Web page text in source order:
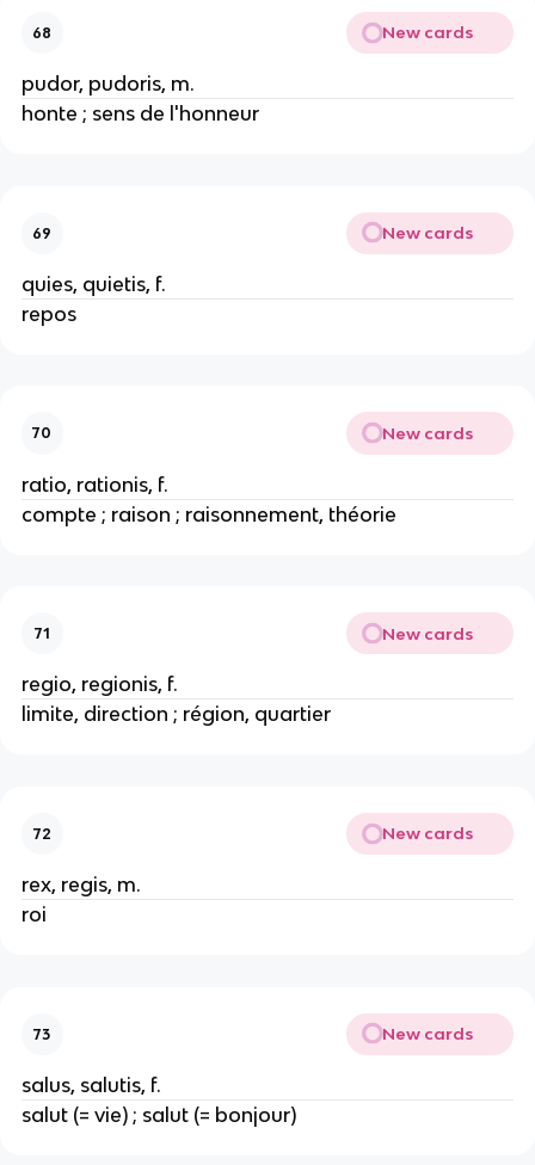
68 New cards
pudor, pudoris, m.
honte ; sens de l'honneur
69 New cards
quies, quietis, f.
repos
70 New cards
ratio, rationis, f.
compte ; raison ; raisonnement, théorie
71 New cards
regio, regionis, f.
limite, direction ; région, quartier
72 New cards
rex, regis, m.
roi
73 New cards
salus, salutis, f.
salut (= vie) ; salut (= bonjour)